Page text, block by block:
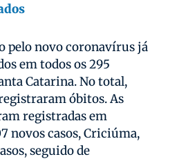
pelo novo coronavírus já
em todos os 295
Catarina. No total,
óbitos. As
registradas em
novos casos, Criciúma,
seguido de